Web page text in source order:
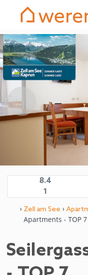
8.4
1
› Zell am See ›
Apartments - TOP 7